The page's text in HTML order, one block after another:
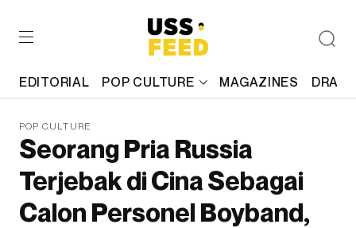
EDITORIAL POP CULTURE MAGAZINES
POP CULTURE
Seorang Pria Russia
Terjebak di Cina Sebagai
Calon Personel Boyband,